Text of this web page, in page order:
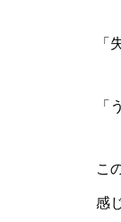
「
「
こ
感